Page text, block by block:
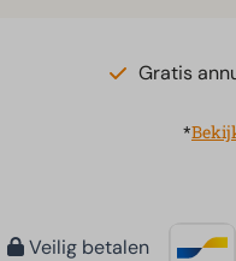
Gratis
*
Veilig betalen